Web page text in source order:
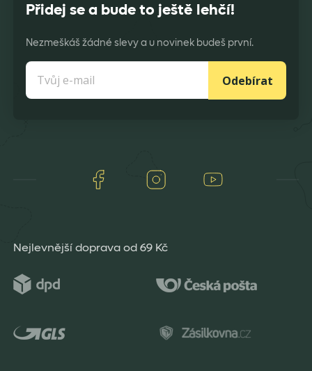
Přidej se a bude to ještě lehčí!
Nezmeškáš žádné slevy a u novinek budeš první.
Odebírat
Facebook Instagram
Nejlevnější doprava od 69 Kč